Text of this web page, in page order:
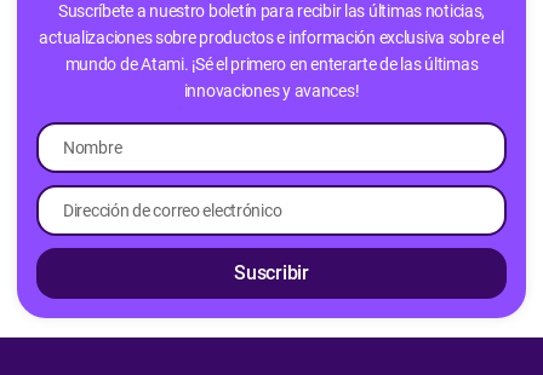
Suscríbete a nuestro boletín para recibir las últimas noticias,
actualizaciones sobre productos e información exclusiva sobre el
mundo de Atami. ¡Sé el primero en enterarte de las últimas
innovaciones y avances!
Suscribir